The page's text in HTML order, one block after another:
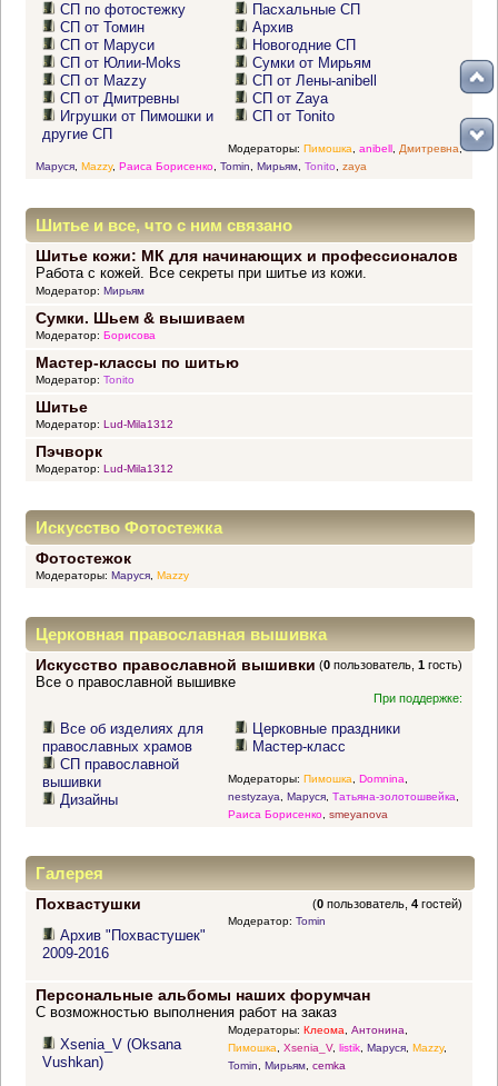
СП по фотостежку
СП от Томин
СП от Маруси
СП от Юлии-Moks
СП от Mazzy
СП от Дмитревны
Игрушки от Пимошки и
другие СП
Пасхальные СП
Архив
Новогодние СП
Сумки от Мирьям
СП от Лены-anibell
СП от Zaya
СП от Tonito
Модераторы: Пимошка anibell, Дмитревна,
Маруся, Mazzy, Раиса Борисенко, Tomin Мирьям, Tonito zaya
Шитье и все, что с ним связано
Шитье кожи: МК для начинающих и профессионалов
Работа с кожей. Все секреты при шитье из кожи.
Модератор: Мирьям
Сумки. Шьем & вышиваем
Модератор: Борисова
Мастер-классы по шитью
Модератор: Tonito
Шитье
Модератор: Lud-Mila1312
Пэчворк
Модератор: Lud-Mila1312
Искусство Фотостежка
Фотостежок
Модераторы: Маруся, Mazzy
Церковная православная вышивка
Искусство православной вышивки (0 пользователь,1 гость)
Все о православной вышивке
При поддержке:
Все об изделиях для
православных храмов
СП православной
вышивки
Дизайны
Церковные праздники
Мастер-класс
Модераторы: Пимошка Domnina
nestyzaya
Маруся, Татьяна-золотошвейка
Раиса Борисенко, smeyanova
Галерея
Похвастушки (0 пользователь,4 гостей)
Архив "Похвастушек"
2009-2016
Модератор: Tomin
Персональные альбомы наших форумчан
С возможностью выполнения работ на заказ
Xsenia_V (Oksana
Vushkan)
Модераторы: Клеома, Антонина,
Пимошка, Xsenia_V, listik, Маруся, Mazzy,
Tomin, Мирьям, cemka